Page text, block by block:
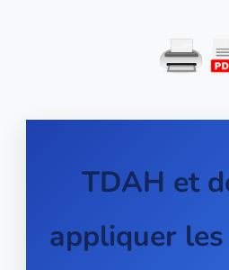
TDAH et
appliquer